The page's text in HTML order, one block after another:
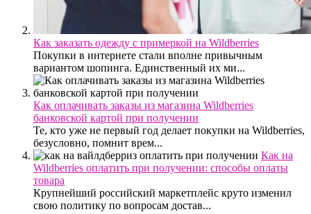
Как заказать одежду с примеркой на Wildberries
Покупки в интернете стали вполне привычным
вариантом шопинга. Единственный их ми...
Как оплачивать заказы из магазина Wildberries
банковской картой при получении
Те, кто уже не первый год делает покупки на Wildberries,
безусловно, помнит врем...
Как на
Wildberries оплатить при получении: способы оплаты
товара
Крупнейший российский маркетплейс круто изменил
свою политику по вопросам достав...